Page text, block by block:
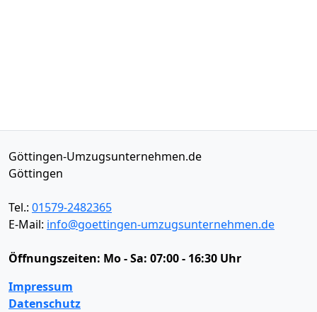
Göttingen-Umzugsunternehmen.de
Göttingen
Tel.: 01579-2482365
E-Mail: info@goettingen-umzugsunternehmen.de
Öffnungszeiten: Mo - Sa: 07:00 - 16:30 Uhr
Impressum
Datenschutz